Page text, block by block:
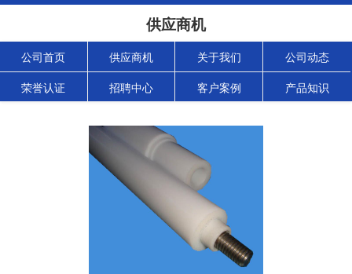
供应商机
公司首页 供应商机 关于我们 公司动态
荣誉认证 招聘中心 客户案例 产品知识